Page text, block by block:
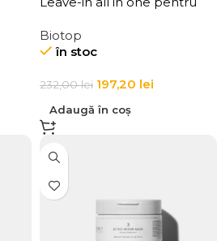
Biotop 911 Quinoa All In One
Biotop
în stoc
232,00lei 197,20 lei
Adaugă în coș